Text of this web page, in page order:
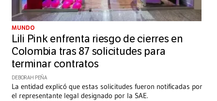
MUNDO
Lili Pink enfrenta riesgo de cierres en
Colombia tras 87 solicitudes para
terminar contratos
DEBORAH PEÑA
La entidad explicó que estas solicitudes fueron notificadas por
el representante legal designado por la SAE.